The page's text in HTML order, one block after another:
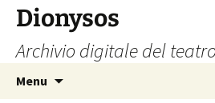
contenuto
Dionysos
Archivio digitale del
Menu